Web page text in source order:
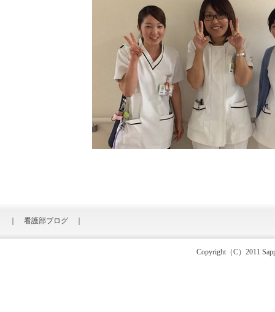
看護部ブログ
Copyright（C）2011